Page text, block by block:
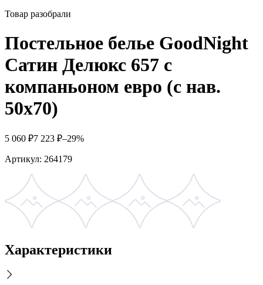
Товар разобрали
Постельное белье GoodNight
Сатин Делюкс 657 с
компаньоном евро (с нав.
50х70)
5 060 ₽7 223 ₽–29%
Артикул: 264179
Характеристики